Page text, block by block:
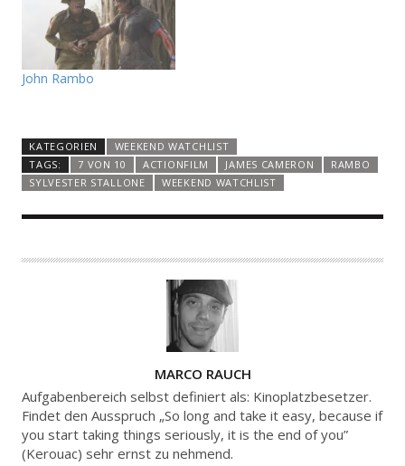
John Rambo
KATEGORIEN
WEEKEND WATCHLIST
TAGS:
7 VON 10 ACTIONFILM JAMES CAMERON
RAMBO
SYLVESTER STALLONE
WEEKEND WATCHLIST
U
T
O
R
MARCO RAUCH
Aufgabenbereich selbst definiert als: Kinoplatzbesetzer.
Findet den Ausspruch „So long and take it easy, because if
you start taking things seriously, it is the end of you”
(Kerouac) sehr ernst zu nehmend.